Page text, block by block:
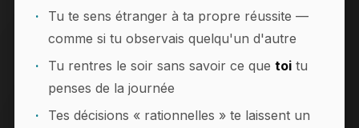
Tu te sens étranger à ta propre réussite —
comme si tu observais quelqu'un d'autre
Tu rentres le soir sans savoir ce que toitu
penses de la journée
Tes décisions « rationnelles » te laissent un